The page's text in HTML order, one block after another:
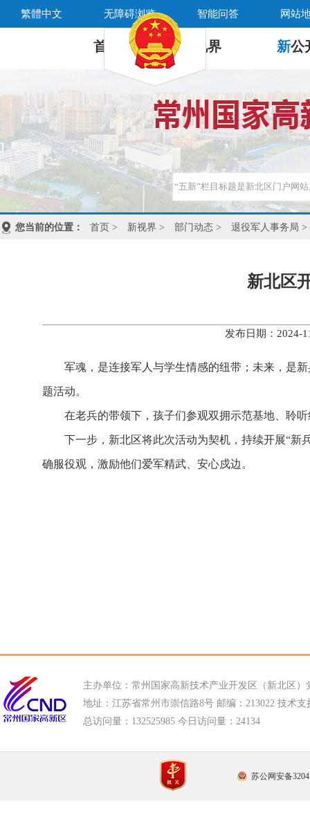
繁體中文 无障碍浏览 智能问答 网站
首 页 新 视界 新公
您当前的位置： 首页 > 新视界 > 部门动态 > 退役军人事务局 >
新北区
发布日期：2024-
军魂，是连接军人与学生情感的纽带；未来，是
题活动。
在老兵的带领下，孩子们参观双拥示范基地、聆
下一步，新北区将此次活动为契机，持续开展“新
确服役观，激励他们爱军精武、安心戍边。
主办单位：常州国家高新技术产业开发区（新北区）
地址：江苏省常州市崇信路8号 邮编：213022 技术支
总访问量： 132525985 今日访问量： 24134
苏公网安备